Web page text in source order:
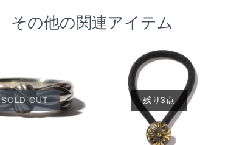
その他の関連アイテム
SOLD OUT 残り3点